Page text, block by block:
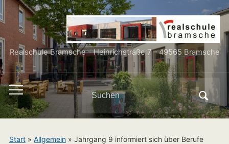
Realschule Bramsche – Heinrichstraße 7 – 49565 Bramsche
Toggle
mobile
menu
Search
for:
Start» Allgemein» Jahrgang 9 informiert sich über Berufe